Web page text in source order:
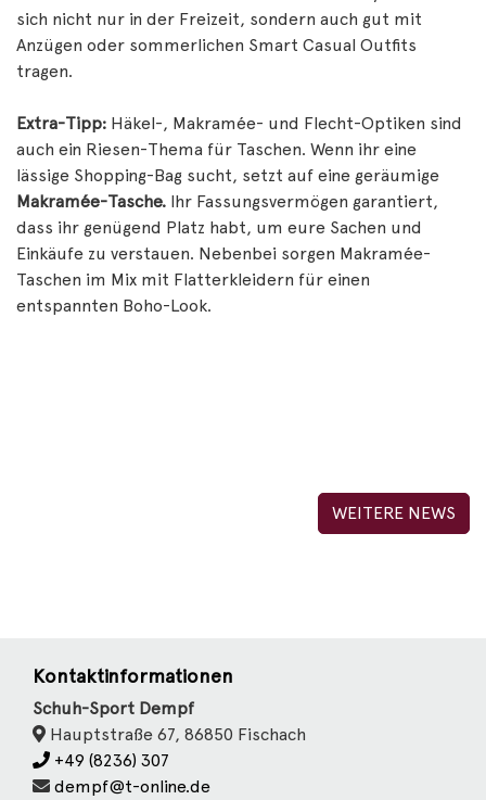
sich nicht nur in der Freizeit, sondern auch gut mit
Anzügen oder sommerlichen Smart Casual Outfits
tragen.
Extra-Tipp: Häkel-, Makramée- und Flecht-Optiken sind
auch ein Riesen-Thema für Taschen. Wenn ihr eine
lässige Shopping-Bag sucht, setzt auf eine geräumige
Makramée-Tasche. Ihr Fassungsvermögen garantiert,
dass ihr genügend Platz habt, um eure Sachen und
Einkäufe zu verstauen. Nebenbei sorgen Makramée-
Taschen im Mix mit Flatterkleidern für einen
entspannten Boho-Look.
WEITERE NEWS
Kontaktinformationen
Schuh-Sport Dempf
Hauptstraße 67, 86850 Fischach
+49 (8236) 307
dempf@t-online.de